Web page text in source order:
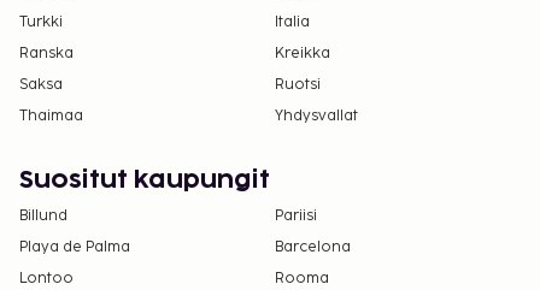
Turkki
Italia
Ranska
Kreikka
Saksa
Ruotsi
Thaimaa
Yhdysvallat
Suositut kaupungit
Billund
Pariisi
Playa de Palma
Barcelona
Lontoo
Rooma